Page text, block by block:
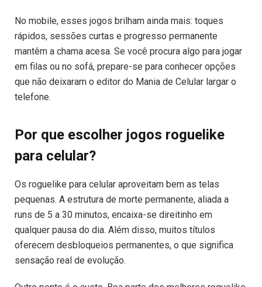
No mobile, esses jogos brilham ainda mais: toques
rápidos, sessões curtas e progresso permanente
mantêm a chama acesa. Se você procura algo para jogar
em filas ou no sofá, prepare-se para conhecer opções
que não deixaram o editor do Mania de Celular largar o
telefone.
Por que escolher jogos roguelike
para celular?
Os roguelike para celular aproveitam bem as telas
pequenas. A estrutura de morte permanente, aliada a
runs de 5 a 30 minutos, encaixa-se direitinho em
qualquer pausa do dia. Além disso, muitos títulos
oferecem desbloqueios permanentes, o que significa
sensação real de evolução.